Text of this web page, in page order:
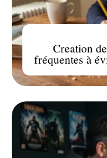
Creation
fréquentes à